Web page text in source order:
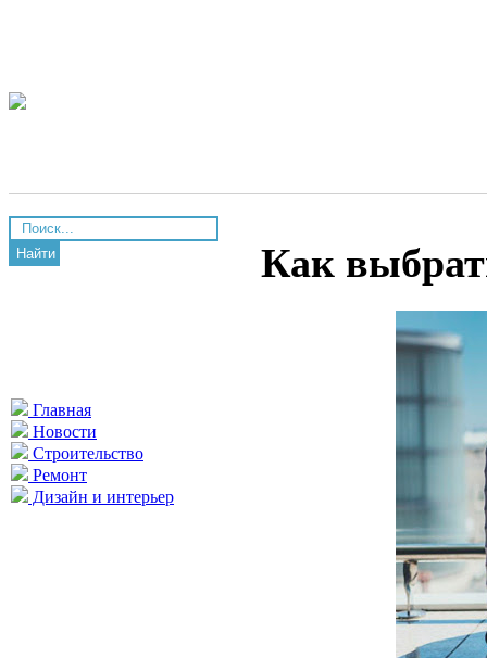
Найти
Главная
Новости
Строительство
Ремонт
Дизайн и интерьер
Как